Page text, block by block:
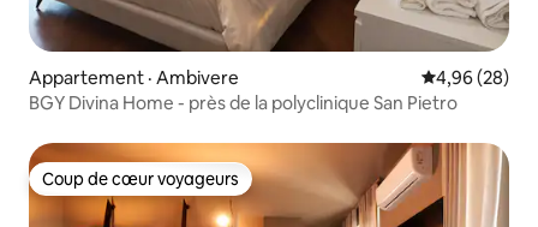
Appartement · Ambivere Note
4,96 (28)
BGY Divina Home - près de la polyclinique San Pietro
Coup de cœur voyageurs
Coup de cœur voyageurs